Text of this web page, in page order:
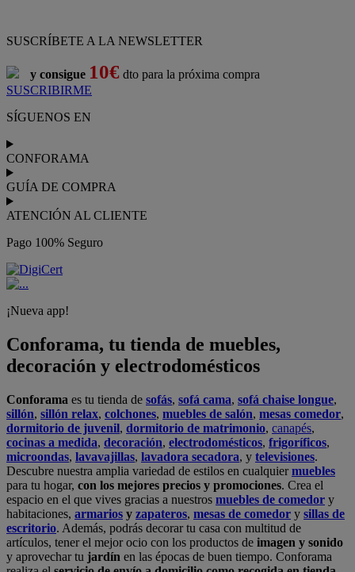
SUSCRÍBETE A LA NEWSLETTER
y consigue 10€ dto para la próxima compra
SUSCRIBIRME
SÍGUENOS EN
CONFORAMA
GUÍA DE COMPRA
ATENCIÓN AL CLIENTE
Pago 100% Seguro
¡Nueva app!
Conforama, tu tienda de muebles,
decoración y electrodomésticos
Conforama es tu tienda de sofás, sofá cama, sofá chaise longue,
sillón, sillón relax, colchones, muebles de salón, mesas comedor,
dormitorio de juvenil, dormitorio de matrimonio, canapés,
cocinas a medida, decoración, electrodomésticos, frigoríficos,
microondas, lavavajillas, lavadora secadora, y televisiones.
Descubre nuestra amplia variedad de estilos en cualquiermuebles
para tu hogar, con los mejores precios y promociones. Crea el
espacio en el que vives gracias a nuestros muebles de comedor y
habitaciones, armarios y zapateros, mesas de comedor y sillas de
escritorio. Además, podrás decorar tu casa con multitud de
artículos, tener el mejor ocio con los productos de imagen y sonido
y aprovechar tu jardín en las épocas de buen tiempo. Conforama